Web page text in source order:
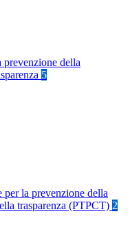
prevenzione della
5
per la prevenzione della
trasparenza (PTPCT) 2